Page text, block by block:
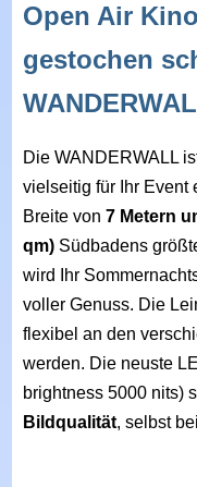
Open Air
gestochen
Die WANDERWALL
vielseitig für Ihr Event
Breite von7 Metern
qm) Südbadens
wird Ihr
voller Genuss. Die
flexibel an den
werden. Die neuste
brightness 5000 nits)
Bildqualität, selbst